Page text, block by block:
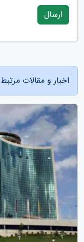
ارسال
اخبار و مقالات مرتبط